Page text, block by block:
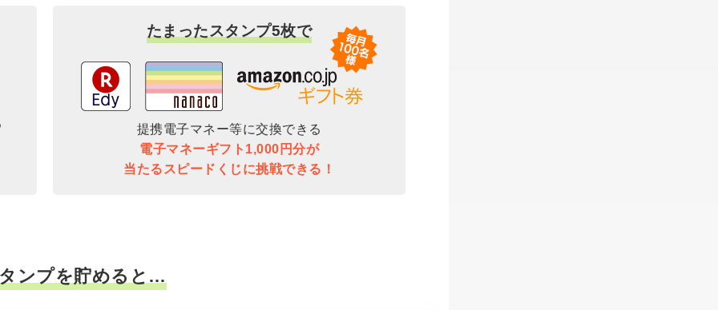
たまったスタンプ5枚で
提携電子マネー等に交換できる
電子マネーギフト1,000円分が
当たるスピードくじに挑戦できる！
ンプを貯めると…